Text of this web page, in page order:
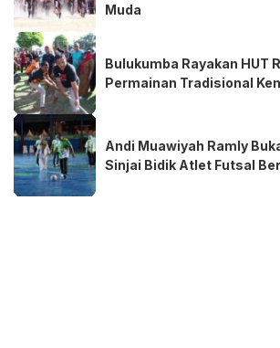
Muda
Bulukumba Rayakan HUT
Permainan Tradisional
Andi Muawiyah Ramly
Sinjai Bidik Atlet Futsal